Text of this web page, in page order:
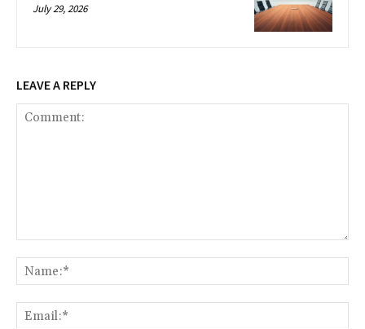
July 29, 2026
LEAVE A REPLY